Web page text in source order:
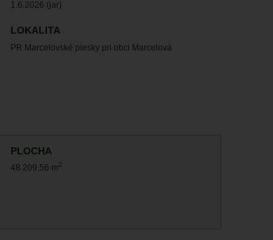
1.6.2026 (jar)
LOKALITA
PR Marcelovské piesky pri obci Marcelová
PLOCHA
48 209,56 m2